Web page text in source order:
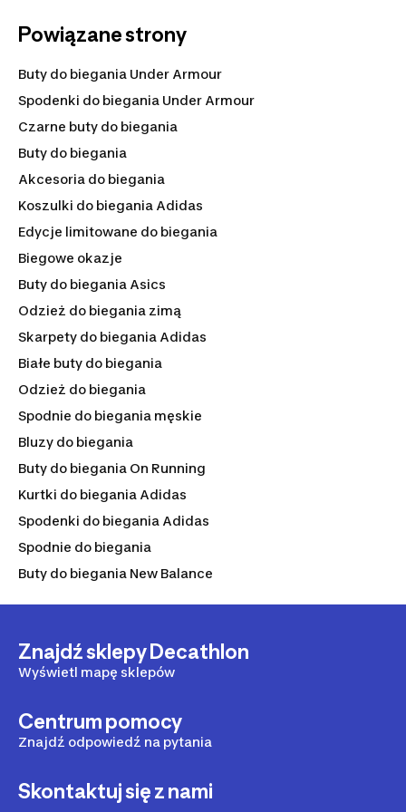
Powiązane strony
Buty do biegania Under Armour
Spodenki do biegania Under Armour
Czarne buty do biegania
Buty do biegania
Akcesoria do biegania
Koszulki do biegania Adidas
Edycje limitowane do biegania
Biegowe okazje
Buty do biegania Asics
Odzież do biegania zimą
Skarpety do biegania Adidas
Białe buty do biegania
Odzież do biegania
Spodnie do biegania męskie
Bluzy do biegania
Buty do biegania On Running
Kurtki do biegania Adidas
Spodenki do biegania Adidas
Spodnie do biegania
Buty do biegania New Balance
Znajdź sklepy Decathlon
Wyświetl mapę sklepów
Centrum pomocy
Znajdź odpowiedź na pytania
Skontaktuj się z nami